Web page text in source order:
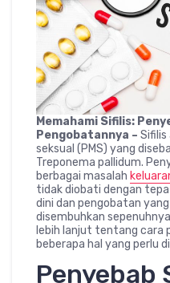
Memahami Sifilis:
Pengobatannya – Sifilis
seksual (PMS) yang
Treponema pallidum.
berbagai masalah
tidak diobati dengan
dini dan pengobatan
disembuhkan
lebih lanjut tentang cara
beberapa hal yang perlu
Penyebab